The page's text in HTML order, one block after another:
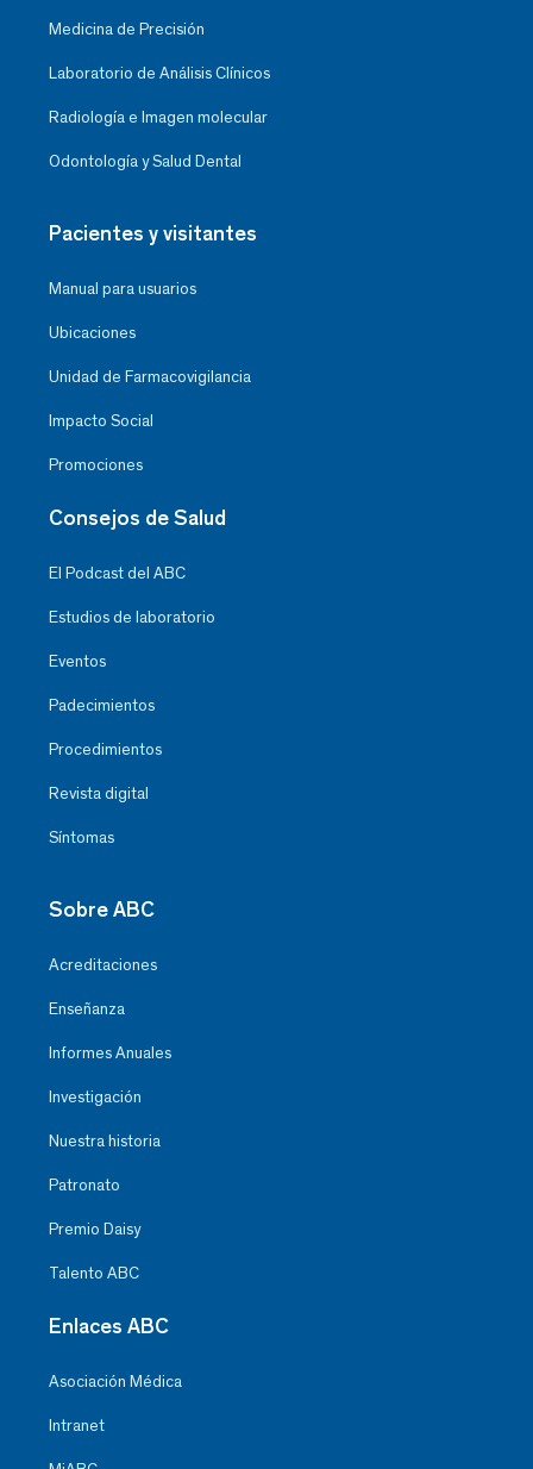
Medicina de Precisión
Laboratorio de Análisis Clínicos
Radiología e Imagen molecular
Odontología y Salud Dental
Pacientes y visitantes
Manual para usuarios
Ubicaciones
Unidad de Farmacovigilancia
Impacto Social
Promociones
Consejos de Salud
El Podcast del ABC
Estudios de laboratorio
Eventos
Padecimientos
Procedimientos
Revista digital
Síntomas
Sobre ABC
Acreditaciones
Enseñanza
Informes Anuales
Investigación
Nuestra historia
Patronato
Premio Daisy
Talento ABC
Enlaces ABC
Asociación Médica
Intranet